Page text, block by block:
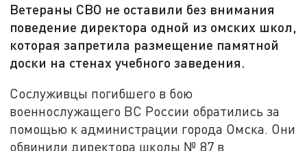
Ветераны СВО не оставили без внимания
поведение директора одной из омских школ,
которая запретила размещение памятной
доски на стенах учебного заведения.
Сослуживцы погибшего в бою
военнослужащего ВС России обратились за
помощью к администрации города Омска. Они
обвинили директора школы № 87 в